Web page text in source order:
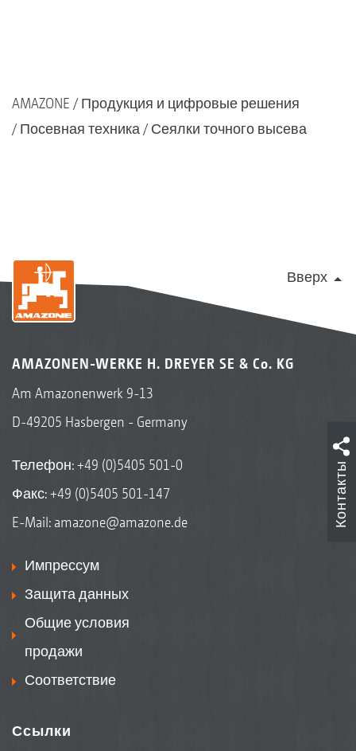
AMAZONE
Продукция и цифровые решения
Посевная техника
Сеялки точного высева
Вверх
AMAZONEN-WERKE H. DREYER SE & Co. KG
Am Amazonenwerk 9-13
D-49205 Hasbergen - Germany
Телефон:+49 (0)5405 501-0
Факс: +49 (0)5405 501-147
E-Mail: amazone@amazone.de
Импрессум
Защита данных
Общие условия
продажи
Соответствие
Ссылки
Контакты